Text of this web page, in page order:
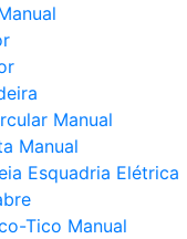
Manual
Manual
Esquadria Elétrica
Tico Manual